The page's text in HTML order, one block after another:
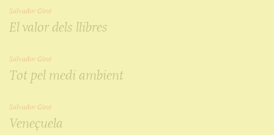
Salvador Giné
El valor dels llibres
Salvador Giné
Tot pel medi ambient
Salvador Giné
Veneçuela